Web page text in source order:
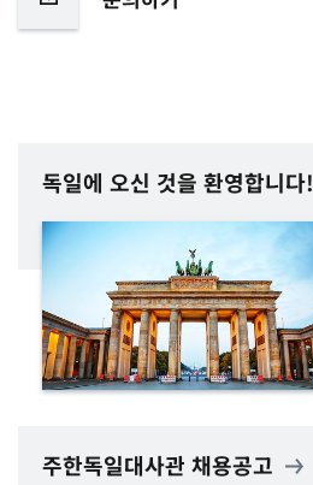
독일에 오신 것을 환영합니다!
주한독일대사관 채용공고